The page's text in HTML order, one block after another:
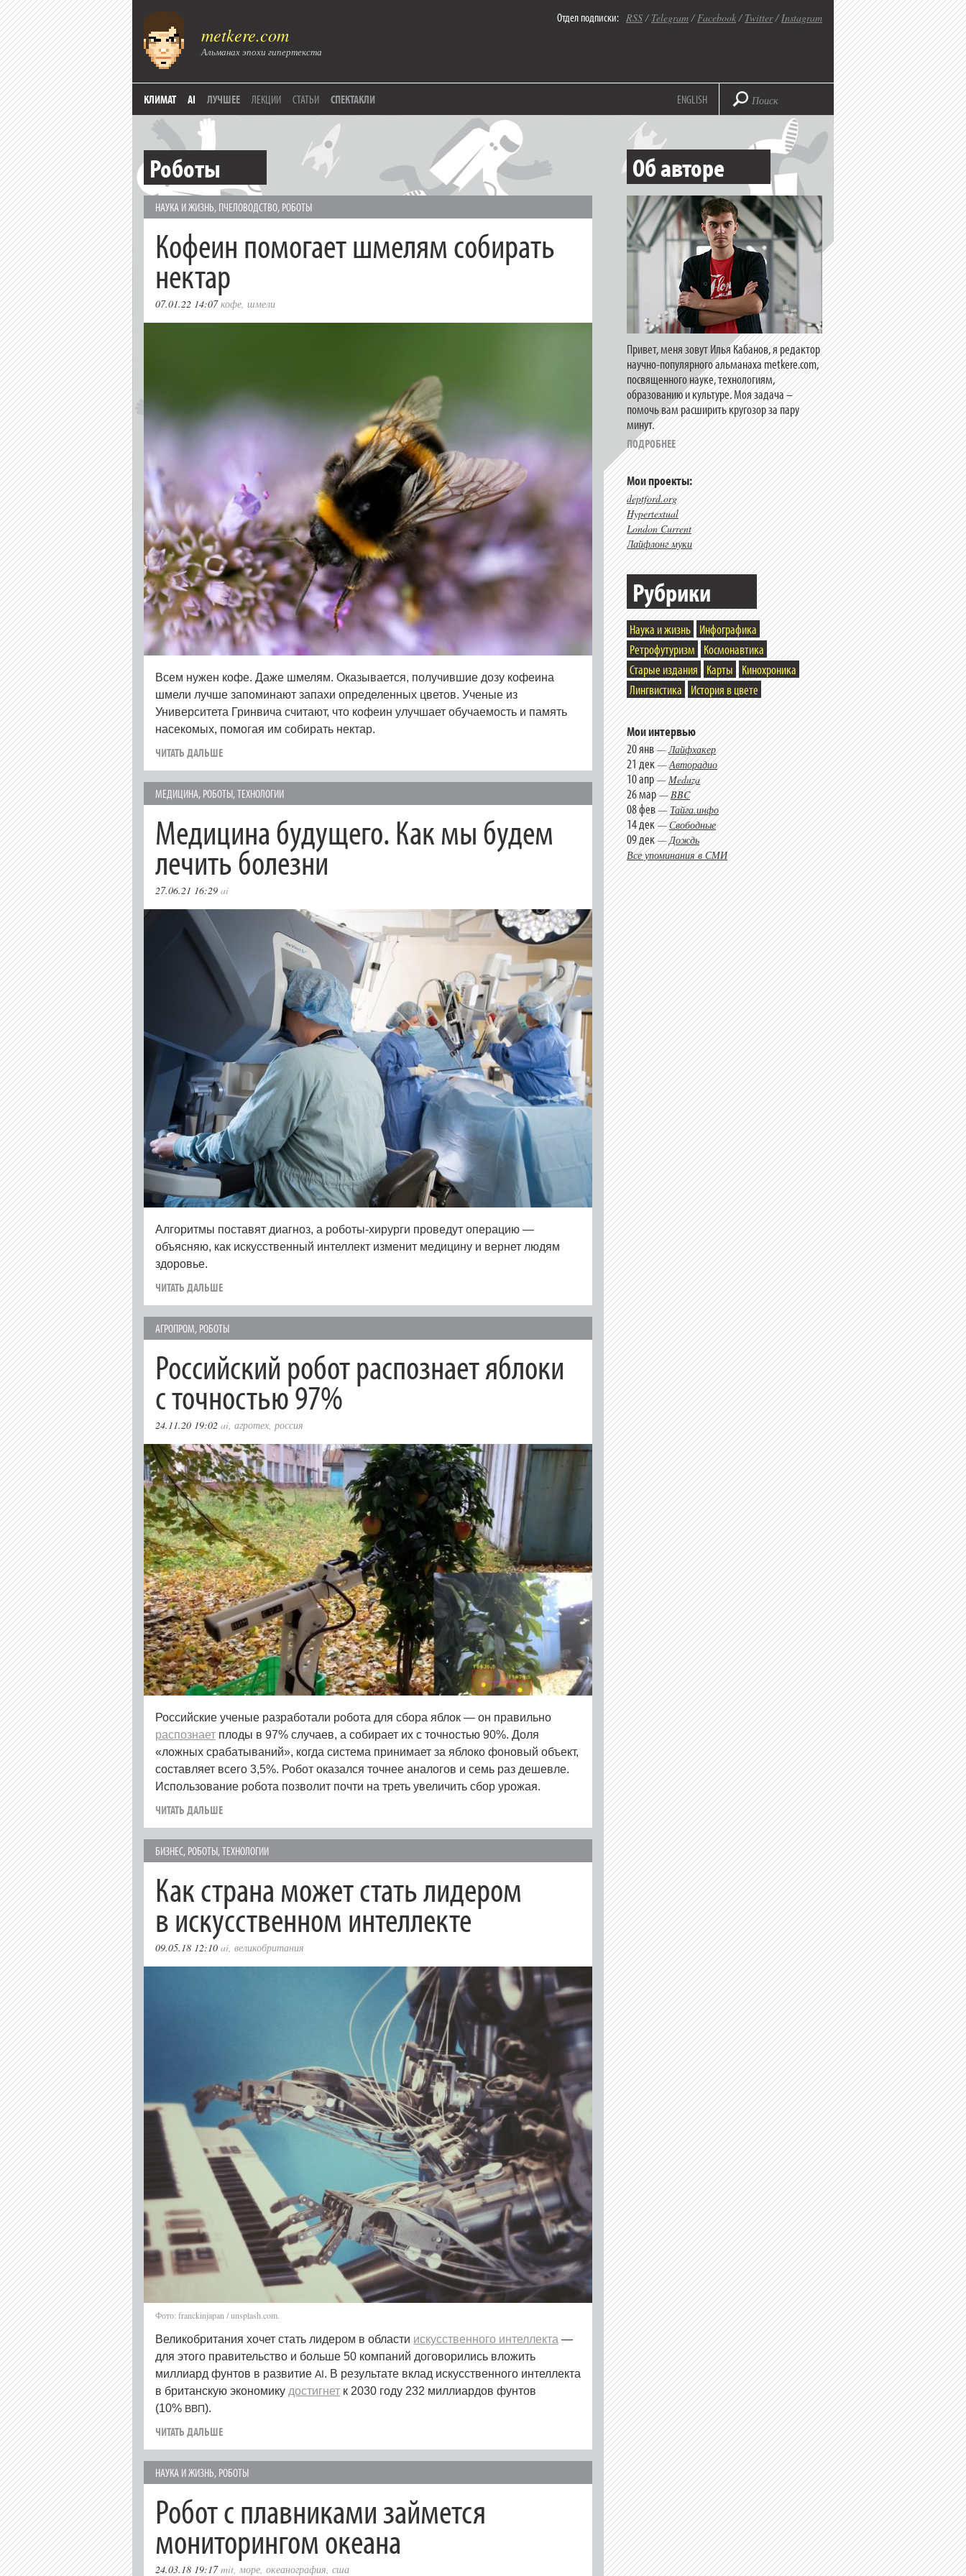
metkere.com
Альманах эпохи гипертекста
Отдел подписки: RSS/ Telegram/Facebook/ Twitter/Instagram
КЛИМАТ AI ЛУЧШЕЕ ЛЕКЦИИ СТАТЬИ СПЕКТАКЛИ ENGLISH
Роботы
НАУКА И ЖИЗНЬ, ПЧЕЛОВОДСТВО, РОБОТЫ
Кофеин помогает шмелям собирать
нектар
07.01.22 14:07 кофе, шмели
Всем нужен кофе. Даже шмелям. Оказывается, получившие дозу кофеина
шмели лучше запоминают запахи определенных цветов. Ученые из
Университета Гринвича считают, что кофеин улучшает обучаемость и память
насекомых, помогая им собирать нектар.
ЧИТАТЬ ДАЛЬШЕ
МЕДИЦИНА, РОБОТЫ,ТЕХНОЛОГИИ
Медицина будущего. Как мы будем
лечить болезни
27.06.21 16:29 ai
Алгоритмы поставят диагноз, а роботы-хирурги проведут операцию —
объясняю, как искусственный интеллект изменит медицину и вернет людям
здоровье.
ЧИТАТЬ ДАЛЬШЕ
АГРОПРОМ, РОБОТЫ
Российский робот распознает яблоки
с точностью 97%
24.11.20 19:02 ai, агротех, россия
Российские ученые разработали робота для сбора яблок — он правильно
распознает плоды в 97% случаев, а собирает их с точностью 90%. Доля
«ложных срабатываний», когда система принимает за яблоко фоновый объект,
составляет всего 3,5%. Робот оказался точнее аналогов и семь раз дешевле.
Использование робота позволит почти на треть увеличить сбор урожая.
ЧИТАТЬ ДАЛЬШЕ
БИЗНЕС, РОБОТЫ,ТЕХНОЛОГИИ
Как страна может стать лидером
в искусственном интеллекте
09.05.18 12:10 ai, великобритания
Фото: franckinjapan / unsplash.com.
Великобритания хочет стать лидером в области искусственного интеллекта —
для этого правительство и больше 50 компаний договорились вложить
миллиард фунтов в развитие AI. В результате вклад искусственного интеллекта
в британскую экономику достигнет к 2030 году 232 миллиардов фунтов
(10% ВВП).
ЧИТАТЬ ДАЛЬШЕ
НАУКА И ЖИЗНЬ, РОБОТЫ
Робот с плавниками займется
мониторингом океана
24.03.18 19:17 mit,море, океанография, сша
Об авторе
Привет, меня зовут Илья Кабанов, я редактор
научно-популярного альманаха metkere.com,
посвященного науке, технологиям,
образованию и культуре. Моя задача –
помочь вам расширить кругозор за пару
минут.
ПОДРОБНЕЕ
Мои проекты:
deptford.org
Hypertextual
London Current
Лайфлонг муки
Рубрики
Наука и жизнь Инфографика
Ретрофутуризм
Космонавтика
Старые издания
Карты
Кинохроника
Лингвистика
История в цвете
Мои интервью
20 янв—Лайфхакер
21 дек—Авторадио
10 апр—Meduza
26 мар—BBC
08 фев—Тайга.инфо
14 дек—Свободные
09 дек—Дождь
Все упоминания в СМИ